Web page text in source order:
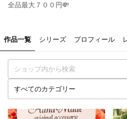
全品最大７００円💸
作品一覧 シリーズ プロフィール